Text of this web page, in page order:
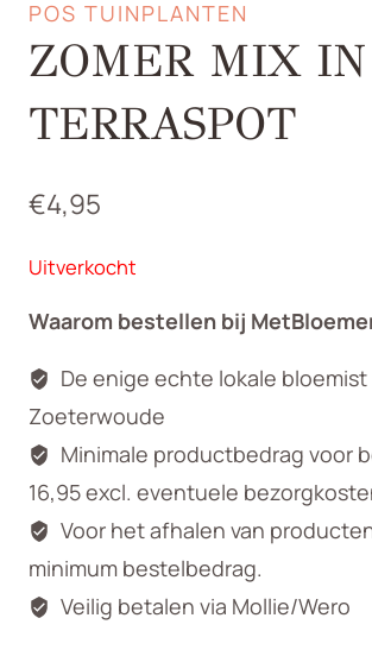
POS TUINPLANTEN
ZOMER MIX IN
TERRASPOT
€4,95
Uitverkocht
Waarom bestellen bij
De enige echte lokale bloemist
Zoeterwoude
Minimale productbedrag voor
16,95 excl. eventuele
Voor het afhalen van
minimum bestelbedrag.
Veilig betalen via Mollie/Wero